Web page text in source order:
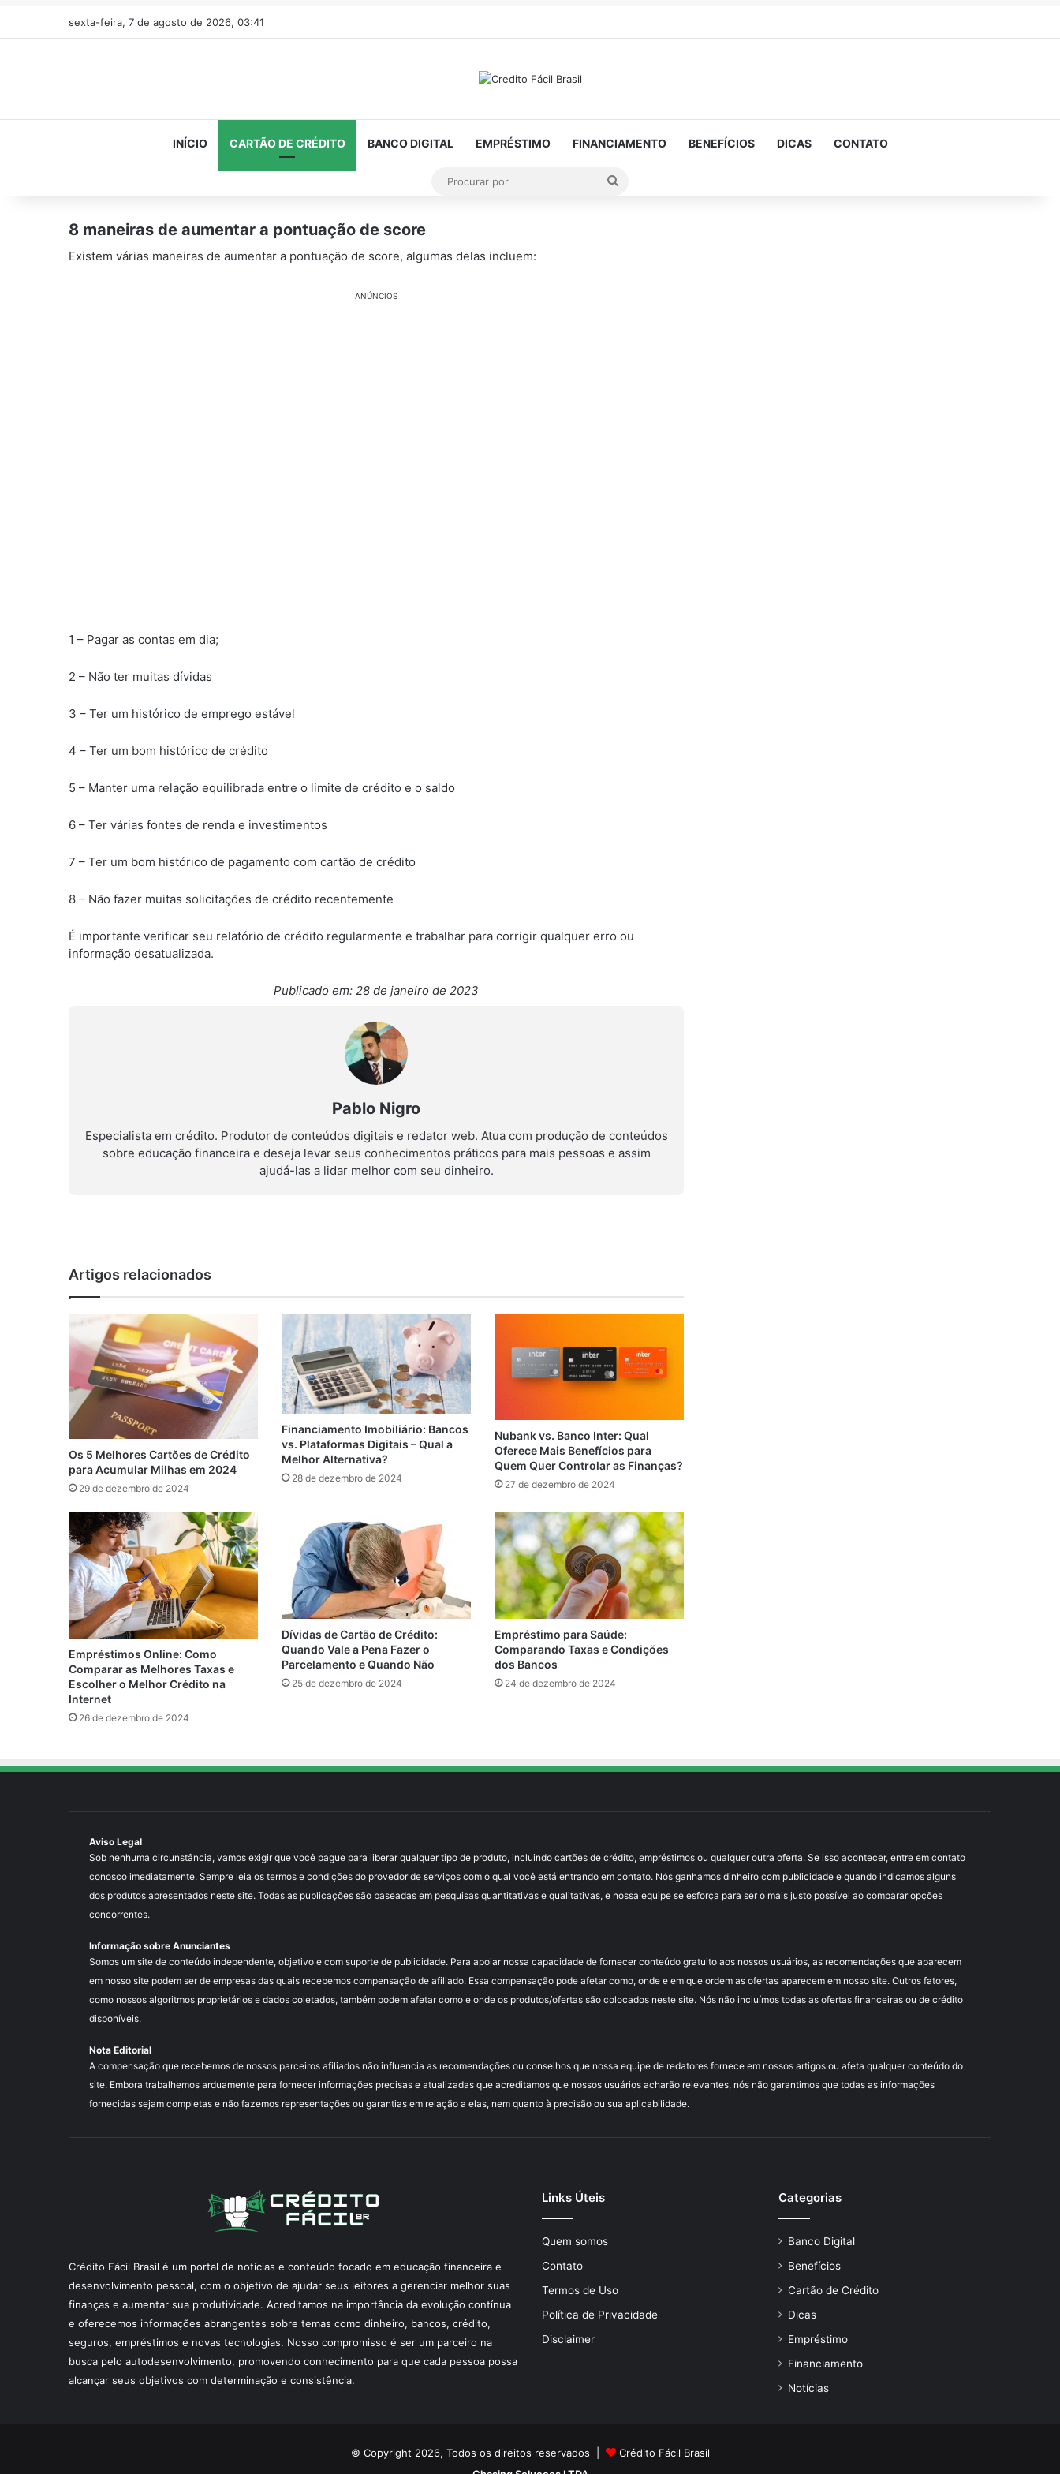
sexta-feira, 7 de agosto de 2026, 03:41
INÍCIO CARTÃO DE CRÉDITO BANCO DIGITAL EMPRÉSTIMO FINANCIAMENTO BENEFÍCIOS DICAS CONTATO
8 maneiras de aumentar a pontuação de score
Existem várias maneiras de aumentar a pontuação de score, algumas delas incluem:
ANÚNCIOS
1 – Pagar as contas em dia;
2 – Não ter muitas dívidas
3 – Ter um histórico de emprego estável
4 – Ter um bom histórico de crédito
5 – Manter uma relação equilibrada entre o limite de crédito e o saldo
6 – Ter várias fontes de renda e investimentos
7 – Ter um bom histórico de pagamento com cartão de crédito
8 – Não fazer muitas solicitações de crédito recentemente
É importante verificar seu relatório de crédito regularmente e trabalhar para corrigir qualquer erro ou
informação desatualizada.
Publicado em: 28 de janeiro de 2023
Pablo Nigro
Especialista em crédito. Produtor de conteúdos digitais e redator web. Atua com produção de conteúdos
sobre educação financeira e deseja levar seus conhecimentos práticos para mais pessoas e assim
ajudá-las a lidar melhor com seu dinheiro.
Artigos relacionados
Os 5 Melhores Cartões de Crédito
para Acumular Milhas em 2024
29 de dezembro de 2024
Financiamento Imobiliário: Bancos
vs. Plataformas Digitais – Qual a
Melhor Alternativa?
28 de dezembro de 2024
Nubank vs. Banco Inter: Qual
Oferece Mais Benefícios para
Quem Quer Controlar as Finanças?
27 de dezembro de 2024
Empréstimos Online: Como
Comparar as Melhores Taxas e
Escolher o Melhor Crédito na
Internet
26 de dezembro de 2024
Dívidas de Cartão de Crédito:
Quando Vale a Pena Fazer o
Parcelamento e Quando Não
25 de dezembro de 2024
Empréstimo para Saúde:
Comparando Taxas e Condições
dos Bancos
24 de dezembro de 2024
Aviso Legal
Sob nenhuma circunstância, vamos exigir que você pague para liberar qualquer tipo de produto, incluindo cartões de crédito, empréstimos ou qualquer outra oferta. Se isso acontecer, entre em contato
conosco imediatamente. Sempre leia os termos e condições do provedor de serviços com o qual você está entrando em contato. Nós ganhamos dinheiro com publicidade e quando indicamos alguns
dos produtos apresentados neste site. Todas as publicações são baseadas em pesquisas quantitativas e qualitativas, e nossa equipe se esforça para ser o mais justo possível ao comparar opções
concorrentes.
Informação sobre Anunciantes
Somos um site de conteúdo independente, objetivo e com suporte de publicidade. Para apoiar nossa capacidade de fornecer conteúdo gratuito aos nossos usuários, as recomendações que aparecem
em nosso site podem ser de empresas das quais recebemos compensação de afiliado. Essa compensação pode afetar como, onde e em que ordem as ofertas aparecem em nosso site. Outros fatores,
como nossos algoritmos proprietários e dados coletados, também podem afetar como e onde os produtos/ofertas são colocados neste site. Nós não incluímos todas as ofertas financeiras ou de crédito
disponíveis.
Nota Editorial
A compensação que recebemos de nossos parceiros afiliados não influencia as recomendações ou conselhos que nossa equipe de redatores fornece em nossos artigos ou afeta qualquer conteúdo do
site. Embora trabalhemos arduamente para fornecer informações precisas e atualizadas que acreditamos que nossos usuários acharão relevantes, nós não garantimos que todas as informações
fornecidas sejam completas e não fazemos representações ou garantias em relação a elas, nem quanto à precisão ou sua aplicabilidade.
Crédito Fácil Brasil é um portal de notícias e conteúdo focado em educação financeira e
desenvolvimento pessoal, com o objetivo de ajudar seus leitores a gerenciar melhor suas
finanças e aumentar sua produtividade. Acreditamos na importância da evolução contínua
e oferecemos informações abrangentes sobre temas como dinheiro, bancos, crédito,
seguros, empréstimos e novas tecnologias. Nosso compromisso é ser um parceiro na
busca pelo autodesenvolvimento, promovendo conhecimento para que cada pessoa possa
alcançar seus objetivos com determinação e consistência.
Links Úteis
Quem somos
Contato
Termos de Uso
Política de Privacidade
Disclaimer
Categorias
Banco Digital
Benefícios
Cartão de Crédito
Dicas
Empréstimo
Financiamento
Notícias
© Copyright 2026, Todos os direitos reservados |
Crédito Fácil Brasil